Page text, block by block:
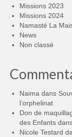
Missions 2023
Missions 2024
Namasté La
News
Non classé
Naima dans
l’orphelinat
Don de
des Enfants
Nicole Testard